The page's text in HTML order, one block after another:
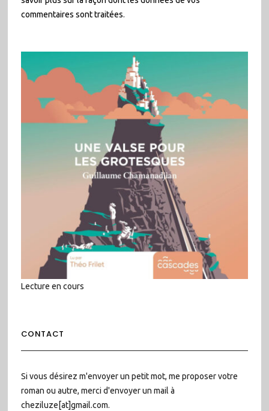
commentaires sont traitées.
Lecture en cours
CONTACT
Si vous désirez m'envoyer un petit mot, me proposer votre
roman ou autre, merci d'envoyer un mail à
cheziluze[at]gmail.com.